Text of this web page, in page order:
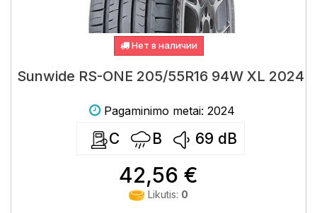
Нет в наличии
Sunwide RS-ONE 205/55R16 94W XL 2024
Pagaminimo metai: 2024
C B 69 dB
42,56 €
Likutis: 0